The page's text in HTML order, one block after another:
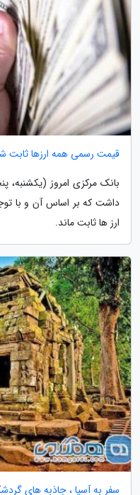
قیمت رسمی همه ارزها ثابت
داشت که بر اساس آن و با
ارز ها ثابت ماند.
سفر به آسیا ، جاذبه های